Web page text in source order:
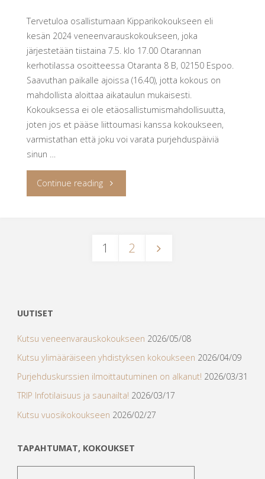
Tervetuloa osallistumaan Kipparikokoukseen eli
kesän 2024 veneenvarauskokoukseen, joka
järjestetään tiistaina 7.5. klo 17.00 Otarannan
kerhotilassa osoitteessa Otaranta 8 B, 02150 Espoo.
Saavuthan paikalle ajoissa (16.40), jotta kokous on
mahdollista aloittaa aikataulun mukaisesti.
Kokouksessa ei ole etäosallistumismahdollisuutta,
joten jos et pääse liittoumasi kanssa kokoukseen,
varmistathan että joku voi varata purjehduspäiviä
sinun …
Continue reading"Kutsu
1 2
UUTISET
Kutsu veneenvarauskokoukseen 2026/05/08
Kutsu ylimääräiseen yhdistyksen kokoukseen 2026/04/09
Purjehduskurssien ilmoittautuminen on alkanut! 2026/03/31
TRIP Infotilaisuus ja saunailta! 2026/03/17
Kutsu vuosikokoukseen 2026/02/27
TAPAHTUMAT, KOKOUKSET